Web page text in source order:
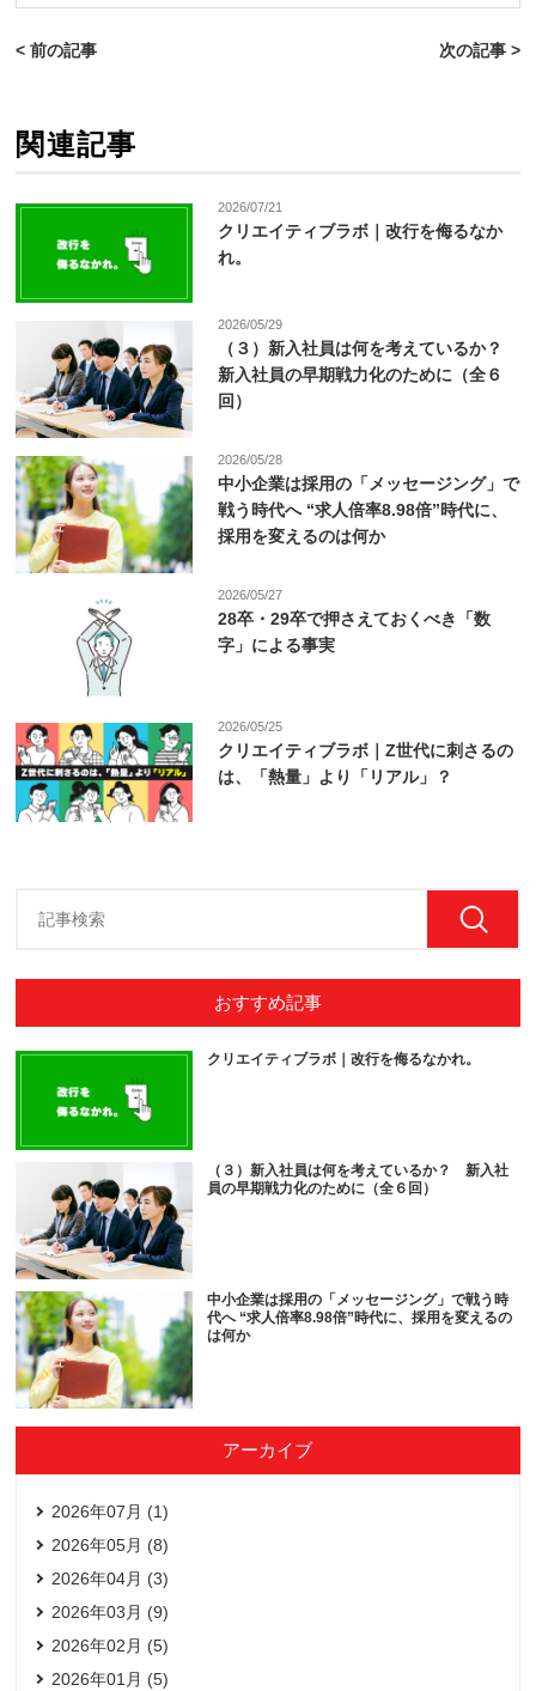
< 前の記事 次の記事 >
関連記事
2026/07/21
クリエイティブラボ｜改行を侮るなか
れ。
2026/05/29
（３）新入社員は何を考えているか？
新入社員の早期戦力化のために（全６
回）
2026/05/28
中小企業は採用の「メッセージング」で
戦う時代へ “求人倍率8.98倍”時代に、
採用を変えるのは何か
2026/05/27
28卒・29卒で押さえておくべき「数
字」による事実
2026/05/25
クリエイティブラボ｜Z世代に刺さるの
は、「熱量」より「リアル」？
おすすめ記事
クリエイティブラボ｜改行を侮るなかれ。
（３）新入社員は何を考えているか？ 新入社
員の早期戦力化のために（全６回）
中小企業は採用の「メッセージング」で戦う時
代へ “求人倍率8.98倍”時代に、採用を変えるの
は何か
アーカイブ
2026年07月 (1)
2026年05月 (8)
2026年04月 (3)
2026年03月 (9)
2026年02月 (5)
2026年01月 (5)